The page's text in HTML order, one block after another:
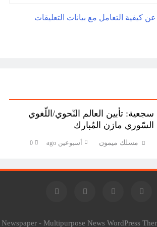
كيفية التعامل مع بيانات التعليقات
سجعية: تأبين العالم النّحوي/اللّغوي
السّوري مازن المُبارك
مسلك ميمون أسبوعين ago 0
- Multipurpose News WordPress